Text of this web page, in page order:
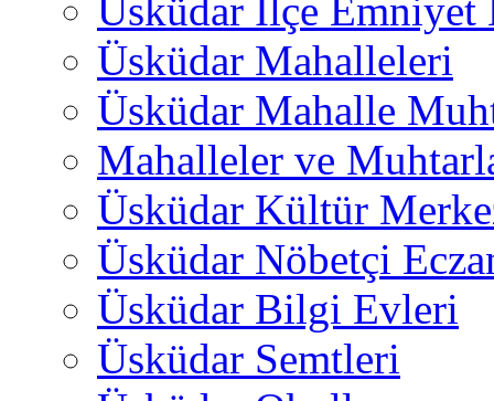
Üsküdar İlçe
Üsküdar Mahalleleri
Üsküdar Mahalle
Mahalleler ve
Üsküdar Kültür
Üsküdar Nöbetçi
Üsküdar Bilgi Evleri
Üsküdar Semtleri